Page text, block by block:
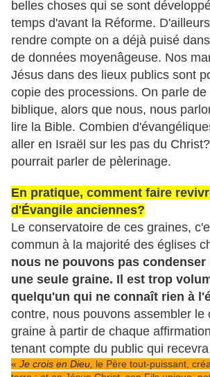
belles choses qui se sont
temps d'avant la Réforme.
rendre compte on a déjà puisé
de données moyenâgeuse. Nos
Jésus dans des lieux publics sont
copie des processions. On parle
biblique, alors que nous, nous
lire la Bible. Combien
aller en Israël sur les pas du
pourrait parler de pèlerinage.
En pratique, comment faire
d'Évangile anciennes?
Le conservatoire de ces graines,
commun à la majorité des églises
nous ne pouvons pas condenser
une seule graine. Il est trop
quelqu'un qui ne connaît rien à
contre, nous pouvons assembler le
graine à partir de chaque
tenant compte du public qui
« Je crois en Dieu, le Père tout-puissant,